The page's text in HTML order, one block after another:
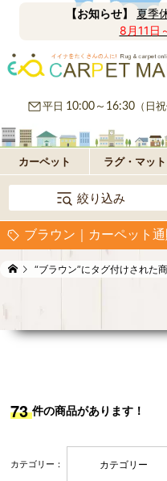
【お知らせ】
夏季
8月11日
平日 10:00～16:30 （日
カーペット ラグ・マット
絞り込み
ブラウン｜カーペット
“ブラウン”にタグ付けされた
73 件の商品があります！
カテゴリー： カテゴリー